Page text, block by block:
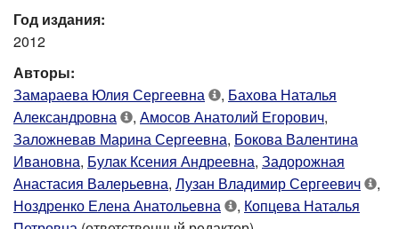
Год издания:
2012
Авторы:
Замараева Юлия Сергеевна
, Бахова Наталья
Александровна
, Амосов Анатолий Егорович,
Заложневав Марина Сергеевна, Бокова Валентина
Ивановна, Булак Ксения Андреевна, Задорожная
Анастасия Валерьевна, Лузан Владимир Сергеевич
,
Ноздренко Елена Анатольевна
, Копцева Наталья